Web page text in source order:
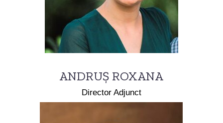
ANDRUȘ ROXANA
Director Adjunct